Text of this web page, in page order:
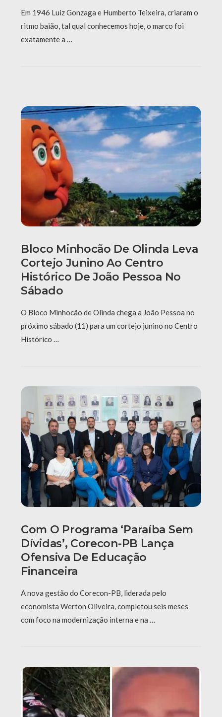
Em 1946 Luiz Gonzaga e Humberto Teixeira, criaram o
ritmo baião, tal qual conhecemos hoje, o marco foi
exatamente a …
Bloco Minhocão De Olinda Leva
Cortejo Junino Ao Centro
Histórico De João Pessoa No
Sábado
O Bloco Minhocão de Olinda chega a João Pessoa no
próximo sábado (11) para um cortejo junino no Centro
Histórico …
Com O Programa ‘Paraíba Sem
Dívidas’, Corecon-PB Lança
Ofensiva De Educação
Financeira
A nova gestão do Corecon-PB, liderada pelo
economista Werton Oliveira, completou seis meses
com foco na modernização interna e na …